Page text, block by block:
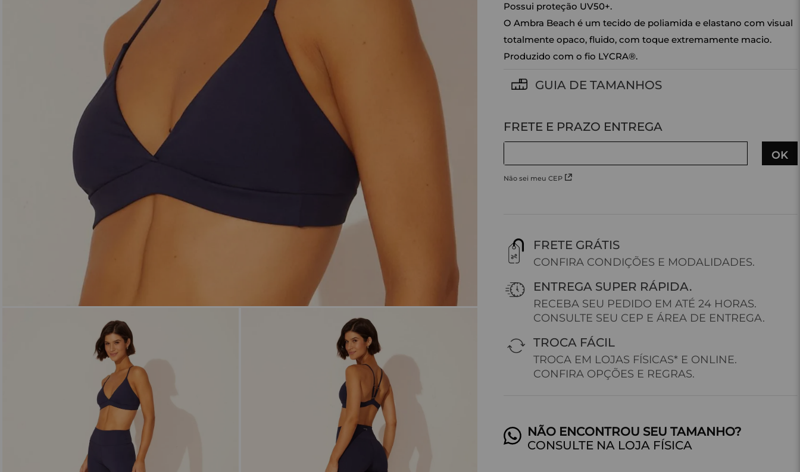
Possui proteção UV50+.
O Ambra Beach é um tecido de poliamida e elastano com visual
totalmente opaco, fluido, com toque extremamente macio.
Produzido com o fio LYCRA®.
GUIA DE TAMANHOS
Não sei meu CEP
FRETE GRÁTIS
CONFIRA CONDIÇÕES E MODALIDADES.
ENTREGA SUPER RÁPIDA.
RECEBA SEU PEDIDO EM ATÉ 24 HORAS.
CONSULTE SEU CEP E ÁREA DE ENTREGA.
TROCA FÁCIL
TROCA EM LOJAS FÍSICAS* E ONLINE.
CONFIRA OPÇÕES E REGRAS.
CONSULTE NA LOJA FÍSICA